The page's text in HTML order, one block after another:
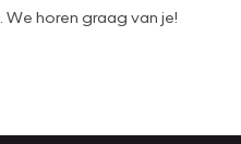
. We horen graag van je!